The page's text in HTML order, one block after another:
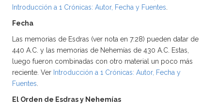
Introducción a 1 Crónicas: Autor, Fecha y Fuentes
Fecha
Las memorias de Esdras (ver nota en 7:28) pueden datar de
440 A.C. y las memorias de Nehemías de 430 A.C. Estas,
luego fueron combinadas con otro material un poco más
reciente. Ver Introducción a 1 Crónicas: Autor, Fecha y
Fuentes
El Orden de Esdras y Nehemías